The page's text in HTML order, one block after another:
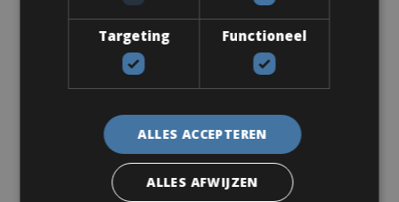
Eigen pedalen
€ 0
Targeting Functioneel
ALLES ACCEPTEREN
ALLES AFWIJZEN